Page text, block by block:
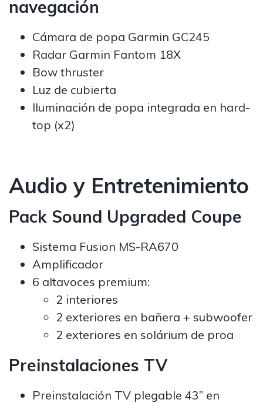
navegación
Cámara de popa Garmin GC245
Radar Garmin Fantom 18X
Bow thruster
Luz de cubierta
Iluminación de popa integrada en hard-
top (x2)
Audio y Entretenimiento
Pack Sound Upgraded Coupe
Sistema Fusion MS-RA670
Amplificador
6 altavoces premium:
2 interiores
2 exteriores en bañera + subwoofer
2 exteriores en solárium de proa
Preinstalaciones TV
Preinstalación TV plegable 43” en